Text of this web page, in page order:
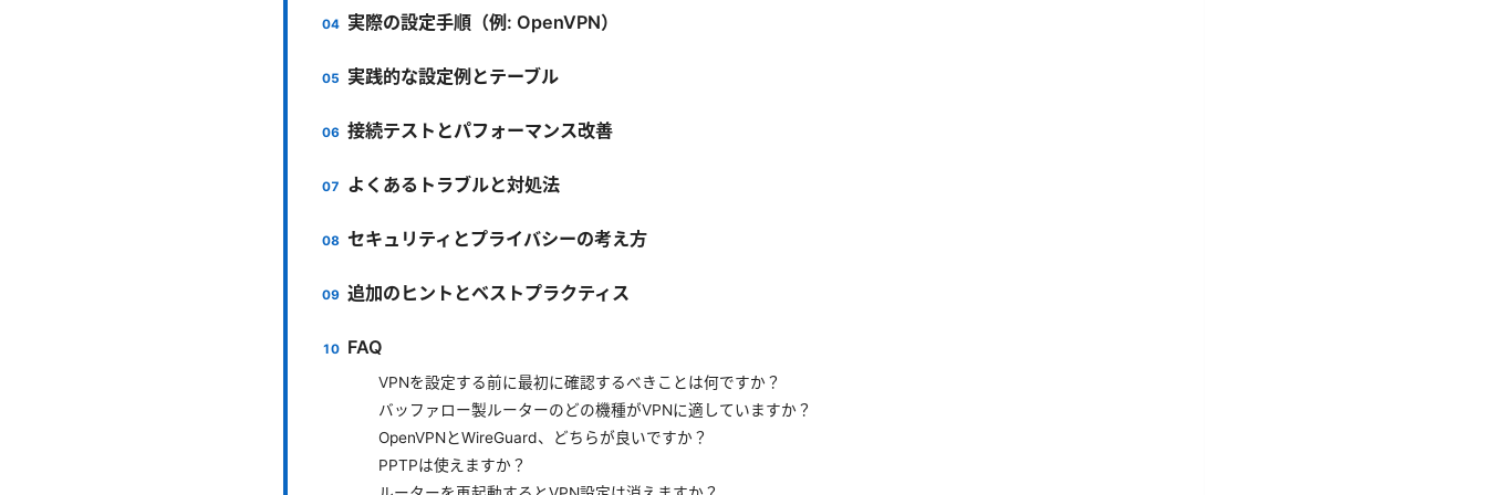
実際の設定手順（例: OpenVPN）
実践的な設定例とテーブル
接続テストとパフォーマンス改善
よくあるトラブルと対処法
セキュリティとプライバシーの考え方
追加のヒントとベストプラクティス
FAQ
VPNを設定する前に最初に確認するべきことは何ですか？
バッファロー製ルーターのどの機種がVPNに適していますか？
OpenVPNとWireGuard、どちらが良いですか？
PPTPは使えますか？